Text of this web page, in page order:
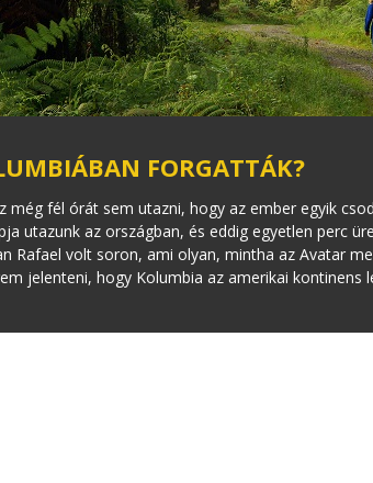
FORGATTÁK?
még fél órát sem utazni, hogy az ember egyik
utazunk az országban, és eddig egyetlen perc
Rafael volt soron, ami olyan, mintha az Avatar
jelenteni, hogy Kolumbia az amerikai kontinens